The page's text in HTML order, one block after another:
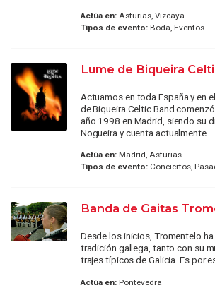
Actúa en:Asturias, Vizcaya
Tipos de evento:Boda, Eventos
Lume de Biqueira
Actuamos en toda España y en
de Biqueira Celtic Band
año 1998 en Madrid, siendo su
Nogueira y cuenta actualmente ...
Actúa en:Madrid, Asturias
Tipos de evento:Conciertos,
Banda de Gaitas
Desde los inicios, Tromentelo
tradición gallega, tanto con su
trajes típicos de Galicia. Es por
Actúa en:Pontevedra